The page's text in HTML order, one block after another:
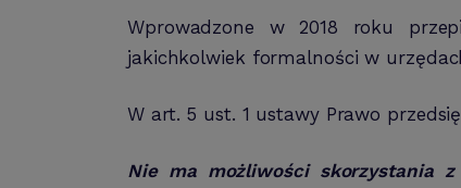
Wprowadzone w 2018 roku
jakichkolwiek formalności w
W art. 5 ust. 1 ustawy Prawo
Nie ma możliwości skorzystania